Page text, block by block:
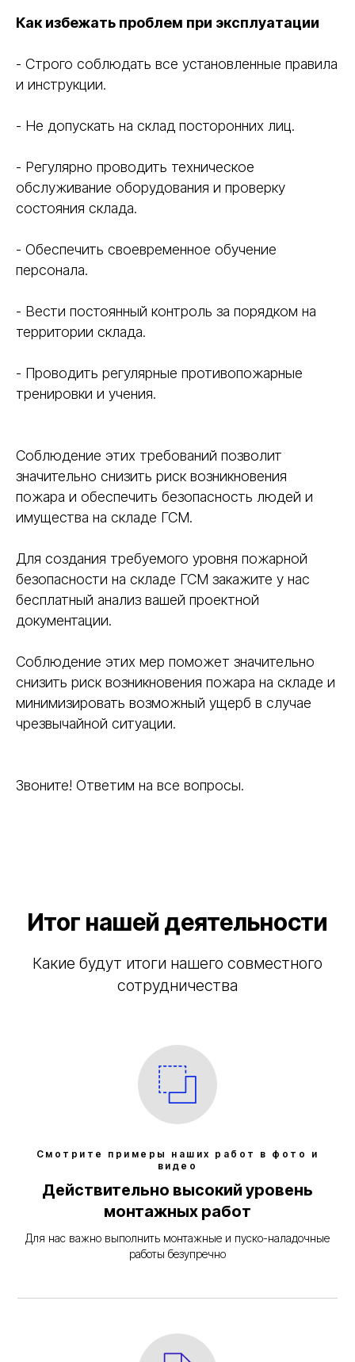
Как избежать проблем при эксплуатации
- Строго соблюдать все установленные правила
и инструкции.
- Не допускать на склад посторонних лиц.
- Регулярно проводить техническое
обслуживание оборудования и проверку
состояния склада.
- Обеспечить своевременное обучение
персонала.
- Вести постоянный контроль за порядком на
территории склада.
- Проводить регулярные противопожарные
тренировки и учения.
Соблюдение этих требований позволит
значительно снизить риск возникновения
пожара и обеспечить безопасность людей и
имущества на складе ГСМ.
Для создания требуемого уровня пожарной
безопасности на складе ГСМ закажите у нас
бесплатный анализ вашей проектной
документации.
Соблюдение этих мер поможет значительно
снизить риск возникновения пожара на складе и
минимизировать возможный ущерб в случае
чрезвычайной ситуации.
Звоните! Ответим на все вопросы.
Итог нашей деятельности
Какие будут итоги нашего совместного
сотрудничества
Смотрите примеры наших работ в фото и
видео
Действительно высокий уровень
монтажных работ
Для нас важно выполнить монтажные и пуско-наладочные
работы безупречно